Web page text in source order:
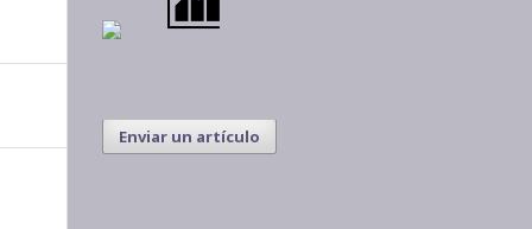
Enviar un artículo